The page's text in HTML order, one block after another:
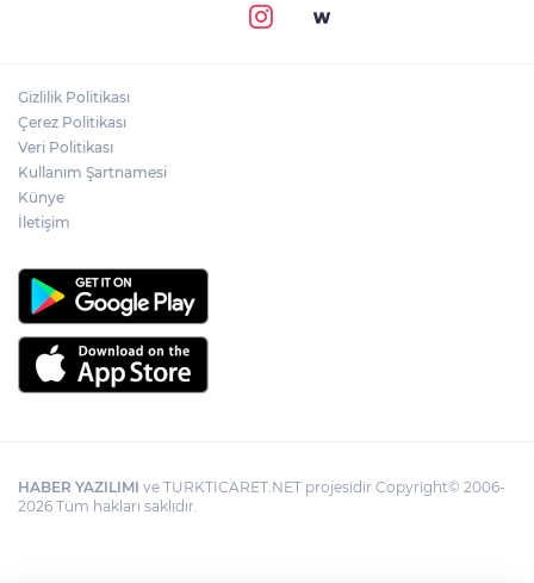
Gizlilik Politikası
Çerez Politikası
Veri Politikası
Kullanım Şartnamesi
Künye
İletişim
HABER YAZILIMI ve TURKTICARET.NET projesidir Copyright© 2006-
2026 Tüm hakları saklıdır.